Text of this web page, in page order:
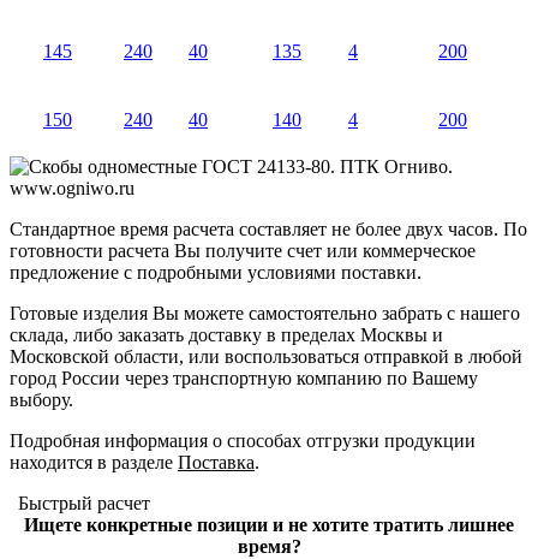
145 240 40 135 4 200
150 240 40 140 4 200
Стандартное время расчета составляет не более двух часов. По
готовности расчета Вы получите счет или коммерческое
предложение с подробными условиями поставки.
Готовые изделия Вы можете самостоятельно забрать с нашего
склада, либо заказать доставку в пределах Москвы и
Московской области, или воспользоваться отправкой в любой
город России через транспортную компанию по Вашему
выбору.
Подробная информация о способах отгрузки продукции
находится в разделе Поставка.
Быстрый расчет
Ищете конкретные позиции и не хотите тратить лишнее
время?